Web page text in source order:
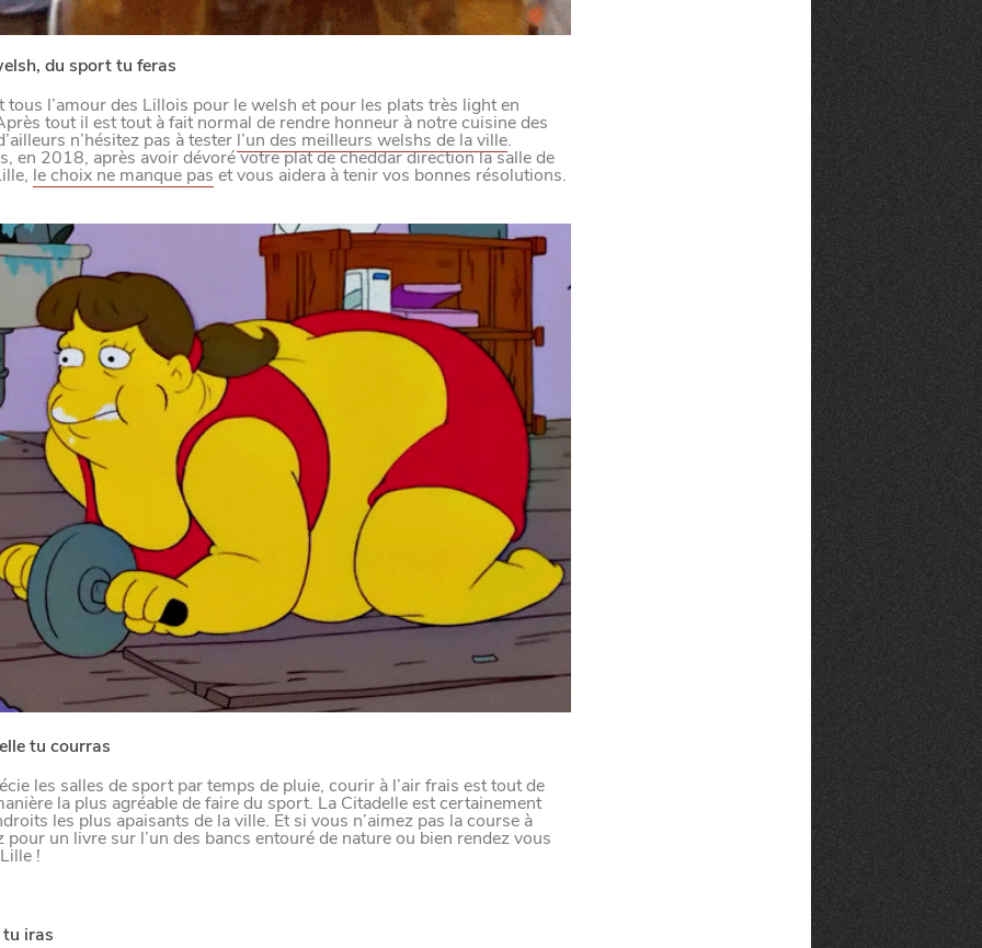
FAMILLLES
NORD
du sport tu feras
tous l’amour des Lillois pour le welsh et pour les plats très light en
tout il est tout à fait normal de rendre honneur à notre cuisine des
n’hésitez pas à tester l’un des meilleurs welshs de la ville.
en 2018, après avoir dévoré votre plat de cheddar direction la salle de
le choix ne manque pas et vous aidera à tenir vos bonnes résolutions.
tu courras
les salles de sport par temps de pluie, courir à l’air frais est tout de
la plus agréable de faire du sport. La Citadelle est certainement
les plus apaisants de la ville. Et si vous n’aimez pas la course à
pour un livre sur l’un des bancs entouré de nature ou bien rendez vous
!
iras
Paramètres de confidentialité
Afin de faciliter votre navigation et de vous apporter le meilleur service possible, nous utilisons
des cookies pour améliorer le site aux besoins des visiteurs, notamment selon la fréquentation.